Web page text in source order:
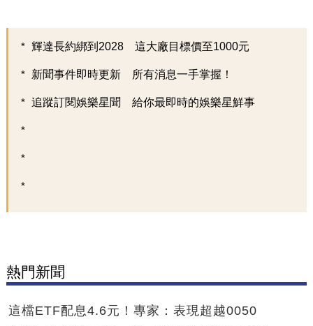
輝達長約綁到2028 這大廠目標價至1000元
新聞事件即時更新 所有消息一手掌握！
追蹤訂閱娛樂星聞 給你最即時的娛樂星鮮事
熱門新聞
這檔ETF配息4.6元！專家：表現超越0050